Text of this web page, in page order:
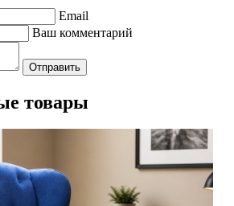
Email
Ваш комментарий
Отправить
товары